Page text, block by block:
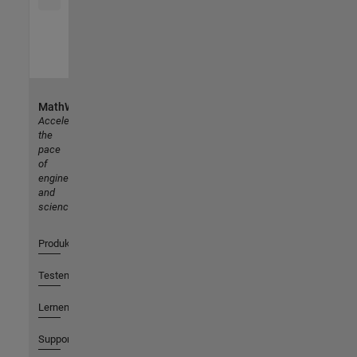
MathWorks
Accelerating
the
pace
of
engineering
and
science
Produkte
Testen oder Kaufen
Lernen
Support